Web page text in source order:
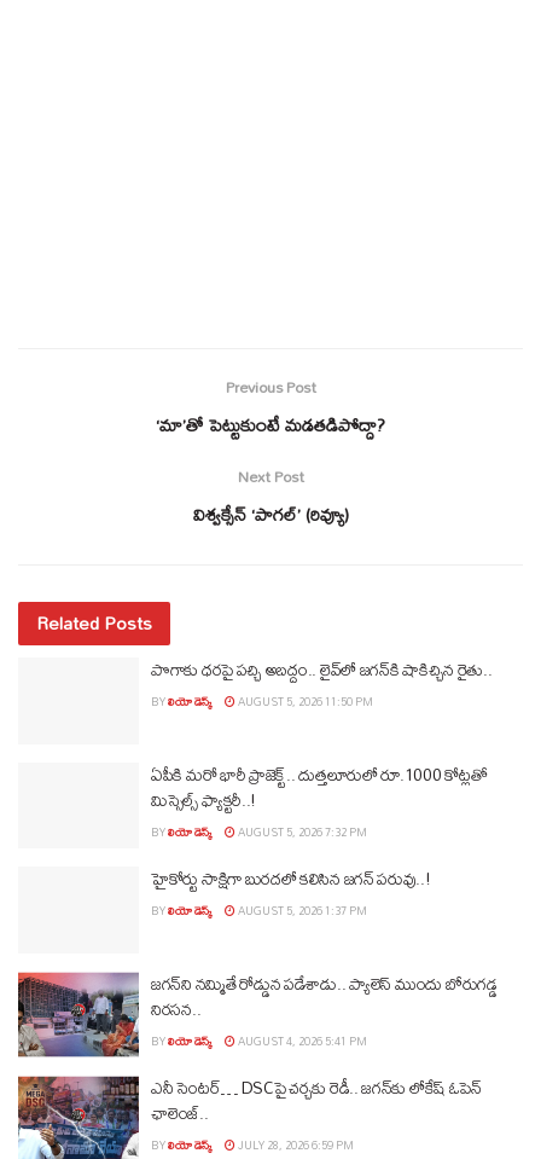
Previous Post
‘మా’తో పెట్టుకుంటే మడతడిపోద్దా?
Next Post
విశ్వక్సేన్ ‘పాగల్’ (రివ్యూ)
Related Posts
పొగాకు ధరపై పచ్చి అబద్దం.. లైవ్‌లో జగన్‌కి షాకిచ్చిన రైతు..
BYలియో డెస్క్ AUGUST 5, 2026 11:50 PM
ఏపీకి మరో భారీ ప్రాజెక్ట్.. దుత్తలూరులో రూ.1000 కోట్లతో
మిస్సైల్స్ ఫ్యాక్టరీ..!
BYలియో డెస్క్ AUGUST 5, 2026 7:32 PM
హైకోర్టు సాక్షిగా బురదలో కలిసిన జగన్ పరువు..!
BYలియో డెస్క్ AUGUST 5, 2026 1:37 PM
జగన్‌ని నమ్మితే రోడ్డున పడేశాడు.. ప్యాలెస్‌ ముందు బోరుగడ్డ
నిరసన..
BYలియో డెస్క్ AUGUST 4, 2026 5:41 PM
ఎనీ సెంటర్‌… DSCపై చర్చకు రెడీ.. జగన్‌కు లోకేష్‌ ఓపెన్
ఛాలెంజ్..
BYలియో డెస్క్ JULY 28, 2026 6:59 PM